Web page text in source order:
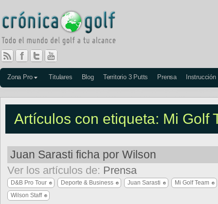
Zona Pro Titulares Blog Territorio 3 Putts Prensa Instrucción
Artículos con etiqueta: Mi Golf
Juan Sarasti ficha por Wilson
Ver los artículos de: Prensa
D&B Pro Tour Deporte & Business Juan Sarasti
Mi Golf Team
Wilson Staff